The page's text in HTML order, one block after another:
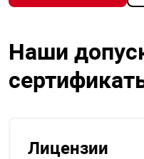
Наши
Лицензии